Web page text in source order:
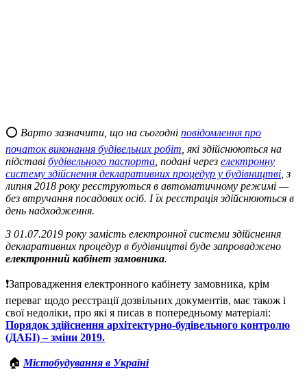
⭕️ Варто зазначити, що на сьогодні повідомлення про
початок виконання будівельних робіт , які здійснюються на
підставі будівельного паспорта , подані через електронну
систему здійснення декларативних процедур у будівництві , з
липня 2018 року реєструються в автоматичному режимі —
без втручання посадових осіб. І їх реєстрація здійснюються в
день надходження.
З 01.07.2019 року замість електронної системи здійснення
декларативних процедур в будівництві буде запроваджено
електронний кабінет замовника.
❗️Запровадження електронного кабінету замовника, крім
переваг щодо реєстрації дозвільних документів, має також і
свої недоліки, про які я писав в попередньому матеріалі:
Порядок здійснення архітектурно-будівельного контролю
(ДАБІ) – зміни 2019.
🏠 Містобудування в Україні